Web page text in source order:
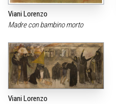
Viani Lorenzo
Madre con bambino morto
Viani Lorenzo